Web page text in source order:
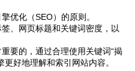
优化（SEO）的原则。
、网页标题和关键词密度，以
要的，通过合理使用关键词“揭
好地理解和索引网站内容。